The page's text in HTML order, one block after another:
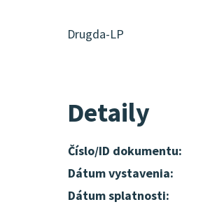
Drugda-LP
Detaily
Číslo/ID dokumentu:
Dátum vystavenia:
Dátum splatnosti: